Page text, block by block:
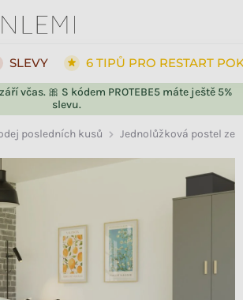
včas. 🎀 S kódem PROTEBE5 máte ještě 5%
slevu.
SLEVY 6 TIPŮ PRO RESTART
posledních kusů Jednolůžková postel ze